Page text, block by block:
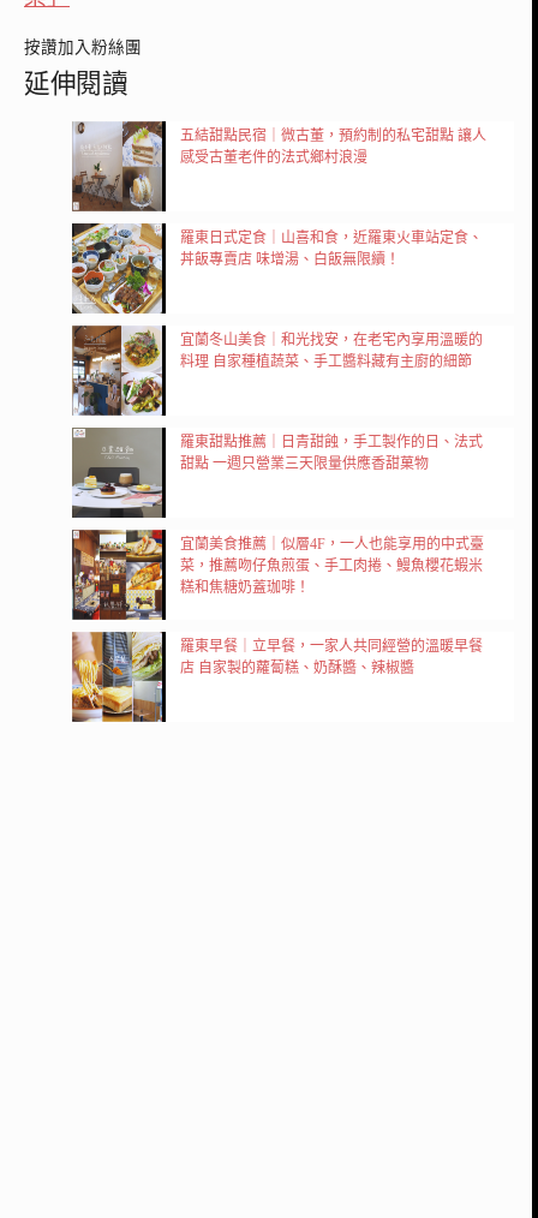
按讚加入粉絲團
延伸閱讀
五結甜點民宿｜微古董，預約制的私宅甜點 讓人
感受古董老件的法式鄉村浪漫
羅東日式定食｜山喜和食，近羅東火車站定食、
丼飯專賣店 味增湯、白飯無限續！
宜蘭冬山美食｜和光找安，在老宅內享用溫暖的
料理 自家種植蔬菜、手工醬料藏有主廚的細節
羅東甜點推薦｜日青甜蝕，手工製作的日、法式
甜點 一週只營業三天限量供應香甜菓物
宜蘭美食推薦｜似層4F，一人也能享用的中式臺
菜，推薦吻仔魚煎蛋、手工肉捲、鰻魚櫻花蝦米
糕和焦糖奶蓋珈啡！
羅東早餐｜立早餐，一家人共同經營的溫暖早餐
店 自家製的蘿蔔糕、奶酥醬、辣椒醬